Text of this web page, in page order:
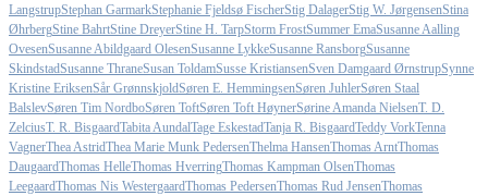
LangstrupStephan GarmarkStephanie Fjeldsø FischerStig DalagerStig W. JørgensenStina
ØhrbergStine BahrtStine DreyerStine H. TarpStorm FrostSummer EmaSusanne Aalling
OvesenSusanne Abildgaard OlesenSusanne LykkeSusanne RansborgSusanne
SkindstadSusanne ThraneSusan ToldamSusse KristiansenSven Damgaard ØrnstrupSynne
Kristine EriksenSår GrønnskjoldSøren E. HemmingsenSøren JuhlerSøren Staal
BalslevSøren Tim NordboSøren ToftSøren Toft HøynerSørine Amanda NielsenT. D.
ZelciusT. R. BisgaardTabita AundalTage EskestadTanja R. BisgaardTeddy VorkTenna
VagnerThea AstridThea Marie Munk PedersenThelma HansenThomas ArntThomas
DaugaardThomas HelleThomas HverringThomas Kampman OlsenThomas
LeegaardThomas Nis WestergaardThomas PedersenThomas Rud JensenThomas